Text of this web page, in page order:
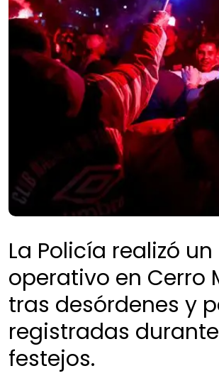
La Policía realizó un
operativo en Cerro
tras desórdenes y
registradas
festejos.